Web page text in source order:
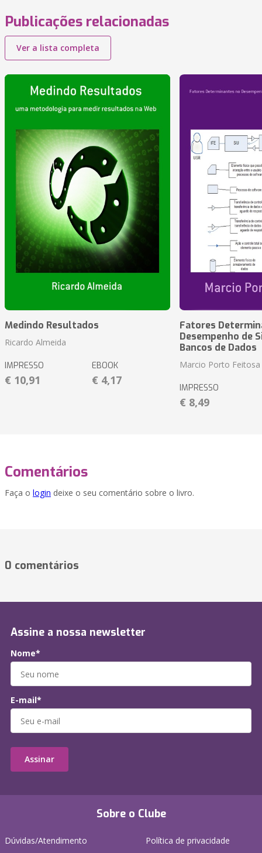
Publicações relacionadas
Ver a lista completa
Medindo Resultados
Ricardo Almeida
IMPRESSO
€ 10,91
EBOOK
€ 4,17
Fatores
Desempenho de
Bancos de Dados
Marcio Porto Feitosa
IMPRESSO
€ 8,49
Comentários
Faça o login deixe o seu comentário sobre o livro.
0 comentários
Sobre o Clube
Dúvidas/Atendimento
Política de privacidade
Assine a nossa newsletter
Nome*
E-mail*
Assinar